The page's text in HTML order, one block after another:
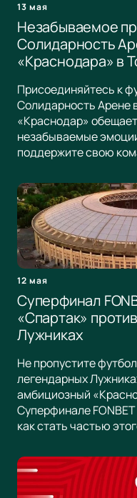
13 мая
Незабываемое
Солидарность
«Краснодара» в
Присоединяйтесь к
Солидарность Арене
«Краснодар»
незабываемые
поддержите свою
12 мая
Суперфинал
«Спартак»
Лужниках
Не пропустите
легендарных
амбициозный
Суперфинале
как стать частью